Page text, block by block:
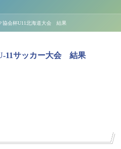
協会杯U11北海道大会 結果
11サッカー大会 結果